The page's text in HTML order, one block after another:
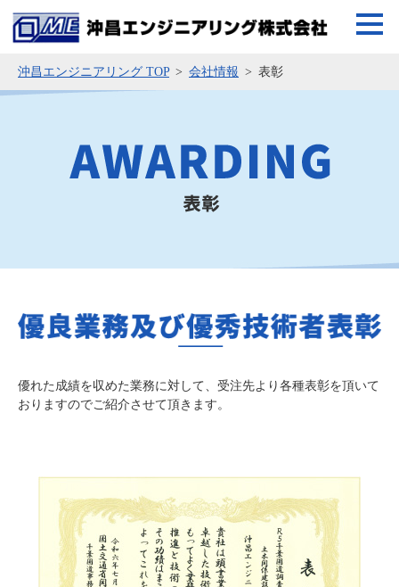
沖昌エンジニアリング TOP 会社情報 表彰
優れた成績を収めた業務に対して、受注先より各種表彰を頂いて
おりますのでご紹介させて頂きます。